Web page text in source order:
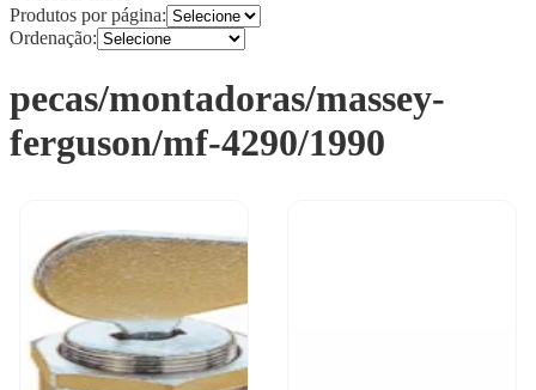
Produtos por página:
Ordenação:
pecas/montadoras/massey-
ferguson/mf-4290/1990